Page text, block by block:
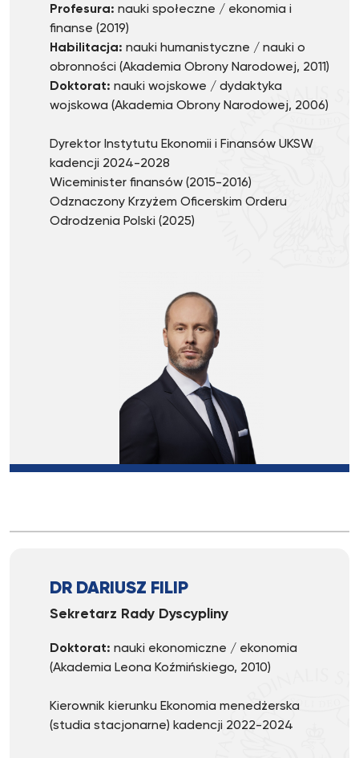
Profesura: nauki społeczne / ekonomia i
finanse (2019)
Habilitacja: nauki humanistyczne / nauki o
obronności (Akademia Obrony Narodowej, 2011)
Doktorat: nauki wojskowe / dydaktyka
wojskowa (Akademia Obrony Narodowej, 2006)
Dyrektor Instytutu Ekonomii i Finansów UKSW
kadencji 2024-2028
Wiceminister finansów (2015-2016)
Odznaczony Krzyżem Oficerskim Orderu
Odrodzenia Polski (2025)
DR DARIUSZ FILIP
Sekretarz Rady Dyscypliny
Doktorat: nauki ekonomiczne / ekonomia
(Akademia Leona Koźmińskiego, 2010)
Kierownik kierunku Ekonomia menedżerska
(studia stacjonarne) kadencji 2022-2024